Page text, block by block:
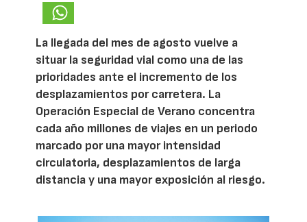
La llegada del mes de agosto vuelve a
situar la seguridad vial como una de las
prioridades ante el incremento de los
desplazamientos por carretera. La
Operación Especial de Verano concentra
cada año millones de viajes en un periodo
marcado por una mayor intensidad
circulatoria, desplazamientos de larga
distancia y una mayor exposición al riesgo.